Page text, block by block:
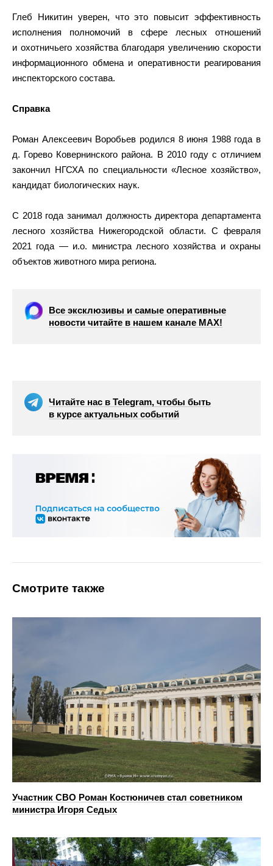
Глеб Никитин уверен, что это повысит эффективность
исполнения полномочий в сфере лесных отношений
и охотничьего хозяйства благодаря увеличению скорости
информационного обмена и оперативности реагирования
инспекторского состава.
Справка
Роман Алексеевич Воробьев родился 8 июня 1988 года в
д. Горево Ковернинского района. В 2010 году с отличием
закончил НГСХА по специальности «Лесное хозяйство»,
кандидат биологических наук.
С 2018 года занимал должность директора департамента
лесного хозяйства Нижегородской области. С февраля
2021 года — и.о. министра лесного хозяйства и охраны
объектов животного мира региона.
Все эксклюзивы и самые оперативные
новости читайте в нашем канале МАХ!
Читайте нас в Telegram, чтобы быть
в курсе актуальных событий
Смотрите также
Участник СВО Роман Костюничев стал советником
министра Игоря Седых